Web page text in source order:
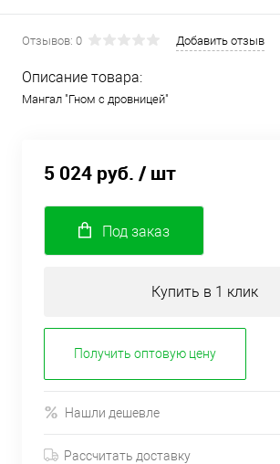
Отзывов: 0 Добавить отзыв
Описание товара:
Мангал "Гном с дровницей"
5 024 руб. / шт
Под заказ
Купить в 1 клик
Получить оптовую цену
Нашли дешевле
Рассчитать доставку